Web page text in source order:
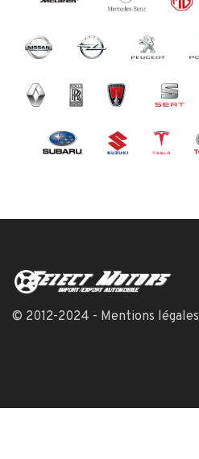
© 2012-2024 - Mentions légales